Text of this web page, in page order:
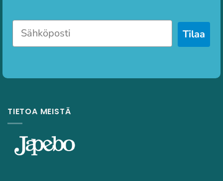
Tilaa
TIETOA MEISTÄ